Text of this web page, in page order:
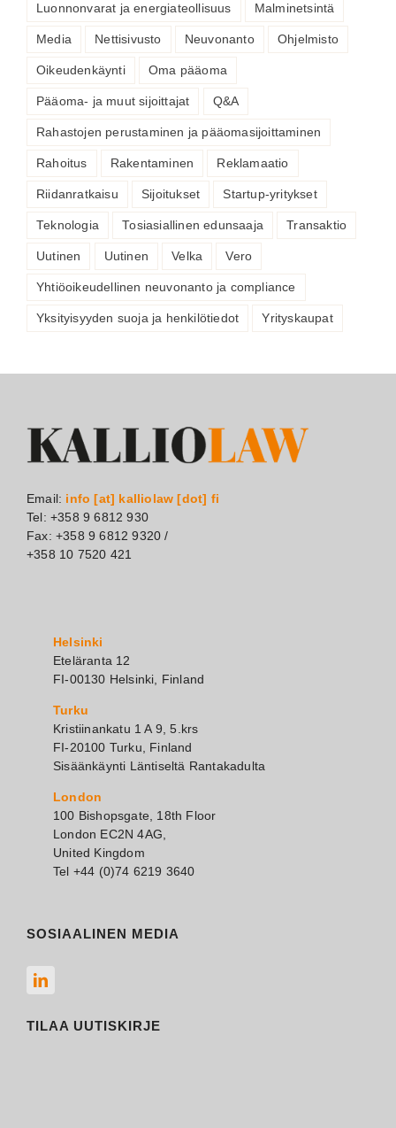
Luonnonvarat ja energiateollisuus Malminetsintä
Media Nettisivusto Neuvonanto Ohjelmisto
Oikeudenkäynti Oma pääoma
Pääoma- ja muut sijoittajat Q&A
Rahastojen perustaminen ja pääomasijoittaminen
Rahoitus Rakentaminen Reklamaatio
Riidanratkaisu Sijoitukset Startup-yritykset
Teknologia Tosiasiallinen edunsaaja Transaktio
Uutinen Uutinen Velka Vero
Yhtiöoikeudellinen neuvonanto ja compliance
Yksityisyyden suoja ja henkilötiedot Yrityskaupat
Email: info [at] kalliolaw [dot] fi
Tel: +358 9 6812 930
Fax: +358 9 6812 9320 /
+358 10 7520 421
Helsinki
Eteläranta 12
FI-00130 Helsinki, Finland
Turku
Kristiinankatu 1 A 9, 5.krs
FI-20100 Turku, Finland
Sisäänkäynti Läntiseltä Rantakadulta
London
100 Bishopsgate, 18th Floor
London EC2N 4AG,
United Kingdom
Tel +44 (0)74 6219 3640
SOSIAALINEN MEDIA
TILAA UUTISKIRJE